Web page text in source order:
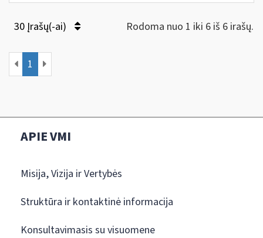
30 Įrašų(-ai) Rodoma nuo 1 iki 6 iš 6 irašų.
1
APIE VMI
Misija, Vizija ir Vertybės
Struktūra ir kontaktinė informacija
Konsultavimasis su visuomene